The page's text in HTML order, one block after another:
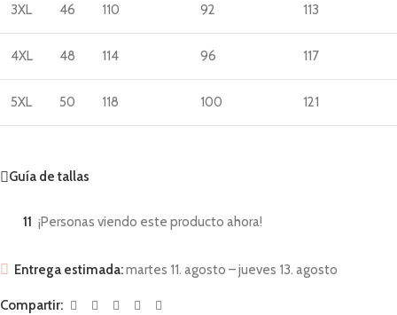
3XL 46 110 92 113
4XL 48 114 96 117
5XL 50 118 100 121
Guía de tallas
11 ¡Personas viendo este producto ahora!
Entrega estimada:martes 11. agosto – jueves 13. agosto
Compartir: